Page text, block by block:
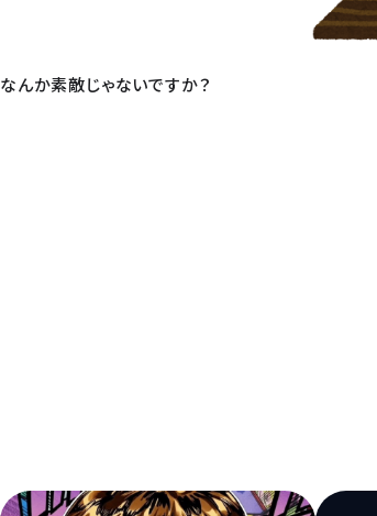
なんか素敵じゃないですか？